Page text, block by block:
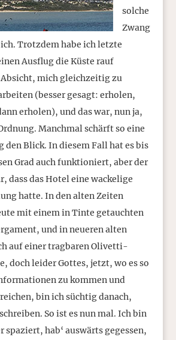
solche
Zwang
Trotzdem habe ich letzte
Ausflug die Küste rauf
mich gleichzeitig zu
(besser gesagt: erholen,
erholen), und das war, nun ja,
Manchmal schärft so eine
den Blick. In diesem Fall hat es bis
Grad auch funktioniert, aber der
dass das Hotel eine wackelige
hatte. In den alten Zeiten
mit einem in Tinte getauchten
und in neueren alten
auf einer tragbaren Olivetti-
doch leider Gottes, jetzt, wo es so
zu kommen und
bin ich süchtig danach,
So ist es nun mal. Ich bin
spaziert, hab‘ auswärts gegessen,